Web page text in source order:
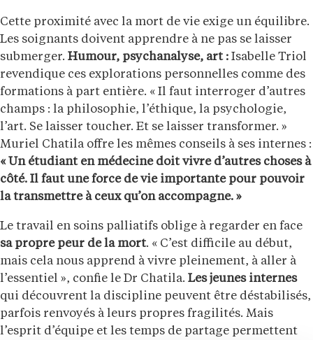
Cette proximité avec la mort de vie exige un équilibre.
Les soignants doivent apprendre à ne pas se laisser
submerger. Humour, psychanalyse, art : Isabelle Triol
revendique ces explorations personnelles comme des
formations à part entière. « Il faut interroger d’autres
champs : la philosophie, l’éthique, la psychologie,
l’art. Se laisser toucher. Et se laisser transformer. »
Muriel Chatila offre les mêmes conseils à ses internes :
« Un étudiant en médecine doit vivre d’autres choses à
côté. Il faut une force de vie importante pour pouvoir
la transmettre à ceux qu’on accompagne. »
Le travail en soins palliatifs oblige à regarder en face
sa propre peur de la mort. « C’est difficile au début,
mais cela nous apprend à vivre pleinement, à aller à
l’essentiel », confie le Dr Chatila. Les jeunes internes
qui découvrent la discipline peuvent être déstabilisés,
parfois renvoyés à leurs propres fragilités. Mais
l’esprit d’équipe et les temps de partage permettent